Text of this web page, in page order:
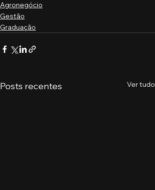
Agronegócio
Gestão
Graduação
Posts recentes Ver tudo